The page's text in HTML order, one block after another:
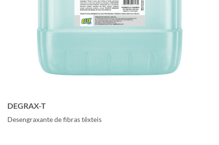
DEGRAX-T
Desengraxante de fibras têxteis